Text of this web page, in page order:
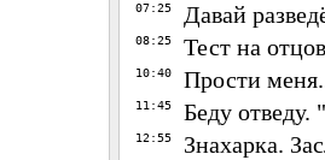
07:25 Давай
08:25 Тест на
10:40 Прости
11:45 Беду
12:55 Знахарка.